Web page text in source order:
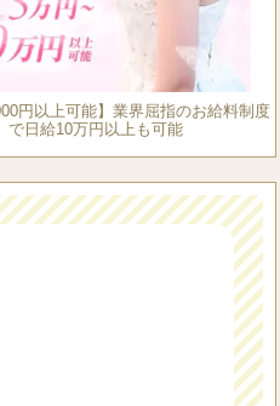
の説明はもちろん、研修もし
す。
のでご安心ください。
つのお約束】
の方には、初めは上手く働け
を感じることもあるかもしれ
プロモーションを積極的に行
供するマッサージ店です。
円以上可能】業界屈指のお給料制度
で日給10万円以上も可能